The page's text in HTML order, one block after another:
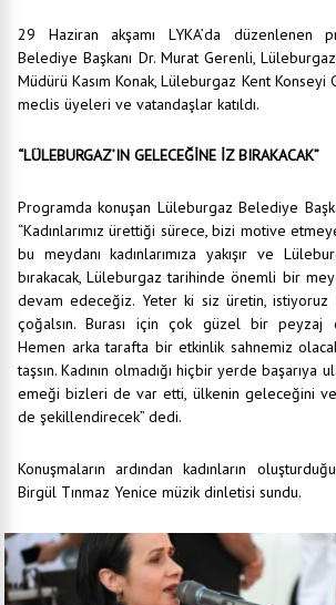
29 Haziran akşamı LYKA’da düzenlenen
Belediye Başkanı Dr. Murat Gerenli,
Müdürü Kasım Konak, Lüleburgaz Kent Konseyi
meclis üyeleri ve vatandaşlar katıldı.
“LÜLEBURGAZ’IN GELECEĞİNE İZ BIRAKACAK”
Programda konuşan Lüleburgaz Belediye
“Kadınlarımız ürettiği sürece, bizi motive
bu meydanı kadınlarımıza yakışır ve
bırakacak, Lüleburgaz tarihinde önemli bir
devam edeceğiz. Yeter ki siz üretin, istiyoruz
çoğalsın. Burası için çok güzel bir peyzaj
Hemen arka tarafta bir etkinlik sahnemiz
taşsın. Kadının olmadığı hiçbir yerde başarıya
emeği bizleri de var etti, ülkenin geleceğini
de şekillendirecek” dedi.
Konuşmaların ardından kadınların
Birgül Tınmaz Yenice müzik dinletisi sundu.